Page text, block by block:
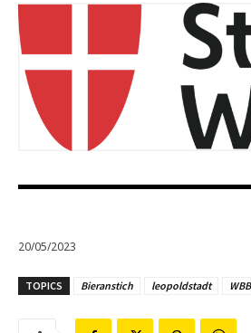
20/05/2023
TOPICS Bieranstich leopoldstadt